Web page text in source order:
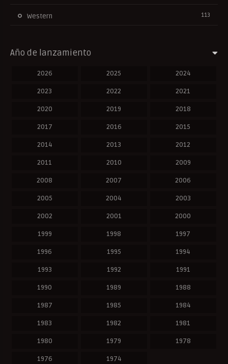
Western 113
Año de lanzamiento
2026 2025 2024
2023 2022 2021
2020 2019 2018
2017 2016 2015
2014 2013 2012
2011 2010 2009
2008 2007 2006
2005 2004 2003
2002 2001 2000
1999 1998 1997
1996 1995 1994
1993 1992 1991
1990 1989 1988
1987 1985 1984
1983 1982 1981
1980 1979 1978
1976 1974